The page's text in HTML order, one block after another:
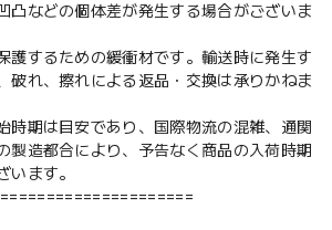
凸などの個体差が発生する場合がございま
護するための緩衝材です。輸送時に発生す
破れ、擦れによる返品・交換は承りかねま
時期は目安であり、国際物流の混雑、通関
製造都合により、予告なく商品の入荷時期
います。